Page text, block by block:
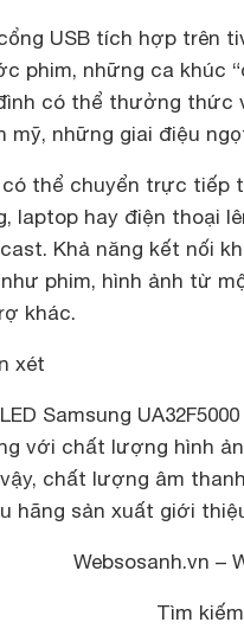
USB tích hợp trên
phim, những ca khúc
có thể thưởng thức
mỹ, những giai điệu
có thể chuyển trực tiếp
laptop hay điện thoại
Khả năng kết nối
phim, hình ảnh từ
khác.
xét
Samsung
với chất lượng hình
chất lượng âm
hãng sản xuất giới
Websosanh.vn –
Tìm